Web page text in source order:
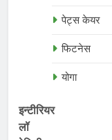
पेट्स केयर
फिटनेस
योगा
इन्टीरियर
लॉ